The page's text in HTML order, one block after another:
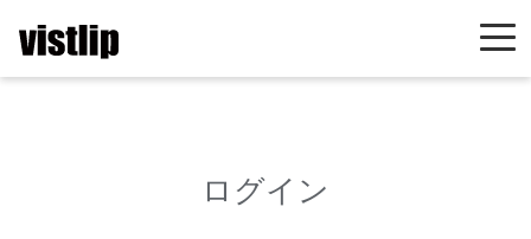
ログイン